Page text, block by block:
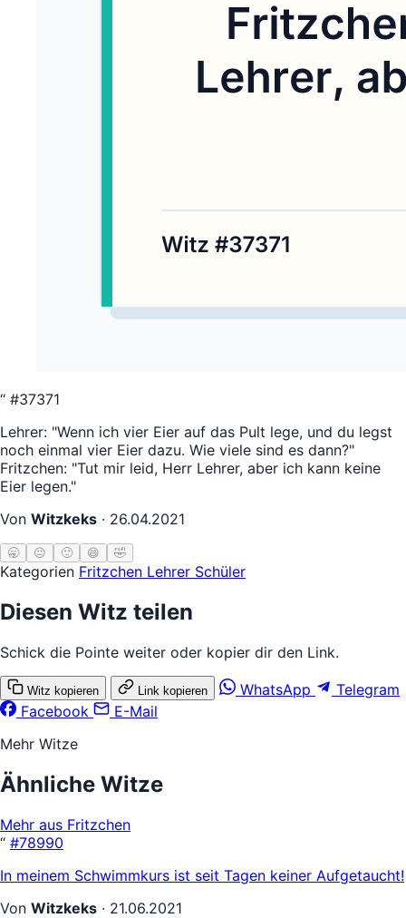
“ #37371
Lehrer: "Wenn ich vier Eier auf das Pult lege, und du legst
noch einmal vier Eier dazu. Wie viele sind es dann?"
Fritzchen: "Tut mir leid, Herr Lehrer, aber ich kann keine
Eier legen."
Von Witzkeks · 26.04.2021
🥱 😐 🙂 😄 🤣
Kategorien Fritzchen Lehrer Schüler
Diesen Witz teilen
Schick die Pointe weiter oder kopier dir den Link.
Witz kopieren Link kopieren WhatsApp
Telegram
Facebook
E-Mail
Mehr Witze
Ähnliche Witze
Mehr aus Fritzchen
“ #78990
In meinem Schwimmkurs ist seit Tagen keiner Aufgetaucht!
Von Witzkeks · 21.06.2021